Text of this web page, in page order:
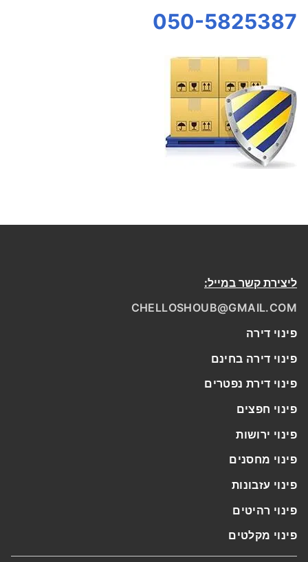
050-5825387
ליצירת קשר במייל:
CHELLOSHOUB@GMAIL.COM
פינוי דירה
פינוי דירה בחינם
פינוי דירת נפטרים
פינוי חפצים
פינוי ירושות
פינוי מחסנים
פינוי עזבונות
פינוי רהיטים
פינוי מקלטים